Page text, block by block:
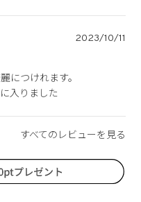
2023/10/11
につけれます。
入りました